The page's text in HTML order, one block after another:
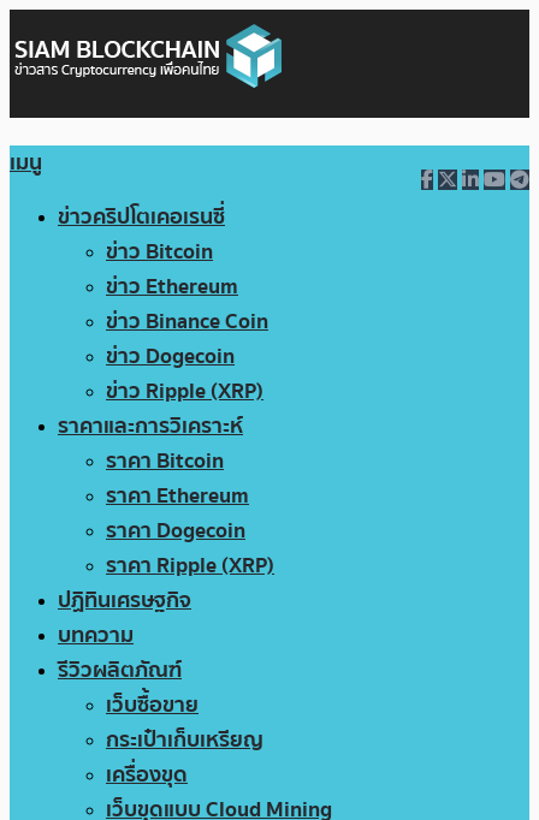
เมนู
ข่าวคริปโตเคอเรนซี่
ข่าว Bitcoin
ข่าว Ethereum
ข่าว Binance Coin
ข่าว Dogecoin
ข่าว Ripple (XRP)
ราคาและการวิเคราะห์
ราคา Bitcoin
ราคา Ethereum
ราคา Dogecoin
ราคา Ripple (XRP)
ปฏิทินเศรษฐกิจ
บทความ
รีวิวผลิตภัณฑ์
เว็บซื้อขาย
กระเป๋าเก็บเหรียญ
เครื่องขุด
เว็บขุดแบบ Cloud Mining